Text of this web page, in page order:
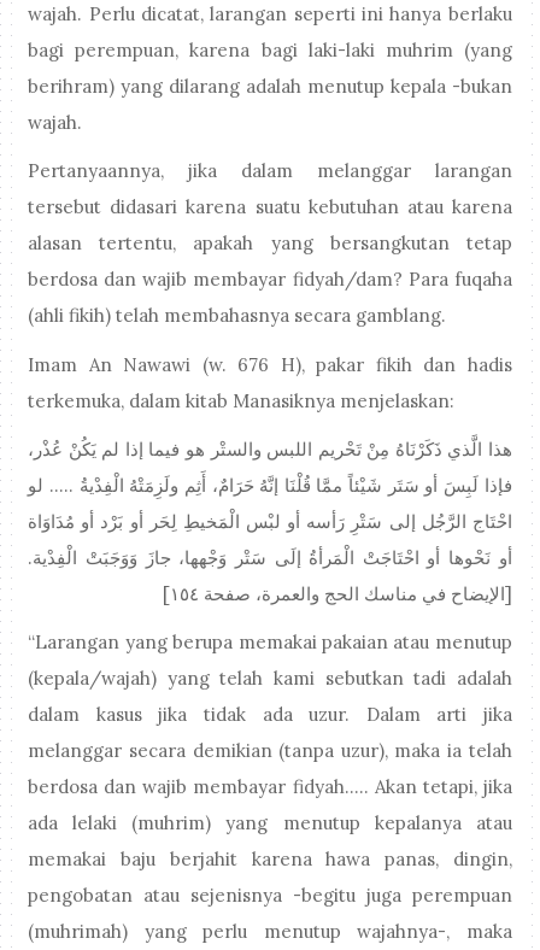
wajah. Perlu dicatat, larangan seperti ini hanya berlaku
bagi perempuan, karena bagi laki-laki muhrim (yang
berihram) yang dilarang adalah menutup kepala -bukan
wajah.
Pertanyaannya, jika dalam melanggar larangan
tersebut didasari karena suatu kebutuhan atau karena
alasan tertentu, apakah yang bersangkutan tetap
berdosa dan wajib membayar fidyah/dam? Para fuqaha
(ahli fikih) telah membahasnya secara gamblang.
Imam An Nawawi (w. 676 H), pakar fikih dan hadis
terkemuka, dalam kitab Manasiknya menjelaskan:
هذا الَّذي ذَكَرْنَاهُ مِنْ تَحْريم اللبس والستْر هو فيما إذا لم يَكُنْ عُذْر،
فإذا لَبِسَ أو سَتَر شَيْئاً ممَّا قُلْنَا إنَّهُ حَرَامٌ، أَثِم ولَزِمَتْهُ الْفِدْيةُ ..... لو
احْتَاج الرَّجُل إلى سَتْرِ رَأسه أو لبْس الْمَخيطِ لِحَر أو بَرْد أو مُدَاوَاة
أو نَحْوها أو احْتَاجَتْ الْمَرأةُ إلَى سَتْر وَجْهها، جازَ وَوَجَبَتْ الْفِدْية.
[الإيضاح في مناسك الحج والعمرة، صفحة ١٥٤]
“Larangan yang berupa memakai pakaian atau menutup
(kepala/wajah) yang telah kami sebutkan tadi adalah
dalam kasus jika tidak ada uzur. Dalam arti jika
melanggar secara demikian (tanpa uzur), maka ia telah
berdosa dan wajib membayar fidyah..... Akan tetapi, jika
ada lelaki (muhrim) yang menutup kepalanya atau
memakai baju berjahit karena hawa panas, dingin,
pengobatan atau sejenisnya -begitu juga perempuan
(muhrimah) yang perlu menutup wajahnya-, maka